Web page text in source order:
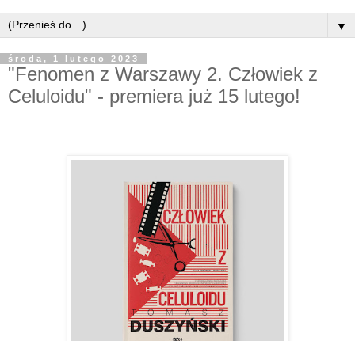
▼
środa, 1 lutego 2023
"Fenomen z Warszawy 2. Człowiek z
Celuloidu" - premiera już 15 lutego!